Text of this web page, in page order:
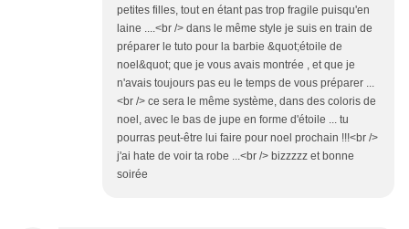
petites filles, tout en étant pas trop fragile puisqu'en
laine ....<br /> dans le même style je suis en train de
préparer le tuto pour la barbie &quot;étoile de
noel&quot; que je vous avais montrée , et que je
n'avais toujours pas eu le temps de vous préparer ...
<br /> ce sera le même système, dans des coloris de
noel, avec le bas de jupe en forme d'étoile ... tu
pourras peut-être lui faire pour noel prochain !!!<br />
j'ai hate de voir ta robe ...<br /> bizzzzz et bonne
soirée